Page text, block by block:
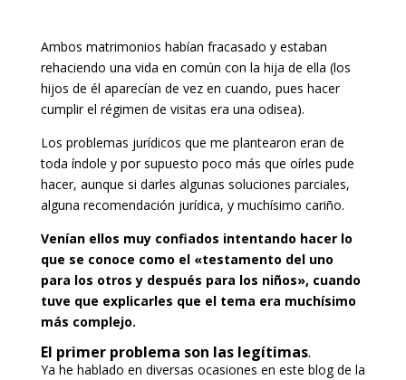
Ambos matrimonios habían fracasado y estaban
rehaciendo una vida en común con la hija de ella (los
hijos de él aparecían de vez en cuando, pues hacer
cumplir el régimen de visitas era una odisea).
Los problemas jurídicos que me plantearon eran de
toda índole y por supuesto poco más que oírles pude
hacer, aunque si darles algunas soluciones parciales,
alguna recomendación jurídica, y muchísimo cariño.
Venían ellos muy confiados intentando hacer lo
que se conoce como el «testamento del uno
para los otros y después para los niños», cuando
tuve que explicarles que el tema era muchísimo
más complejo.
El primer problema son las legítimas.
Ya he hablado en diversas ocasiones en este blog de la